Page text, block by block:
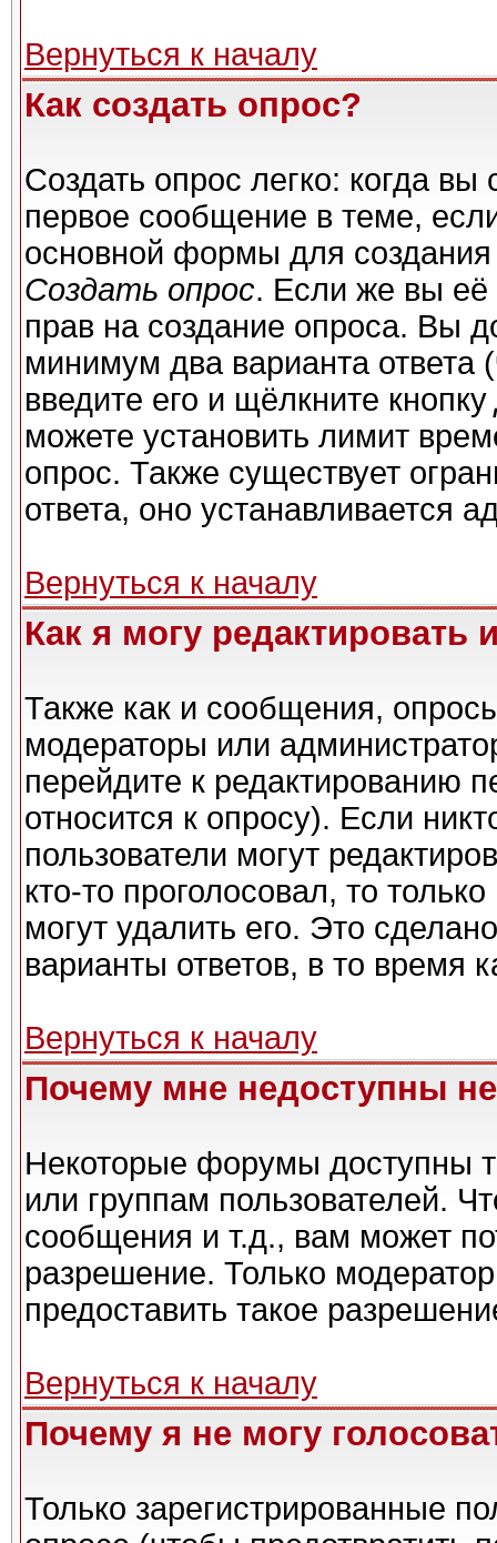
Вернуться к началу
Как создать опрос?
Создать опрос легко: когда вы
первое сообщение в теме,
основной формы для
Создать опрос. Если же вы её
прав на создание опроса. Вы
минимум два варианта ответа
введите его и щёлкните кнопку
можете установить лимит
опрос. Также существует
ответа, оно устанавливается
Вернуться к началу
Как я могу редактировать
Также как и сообщения,
модераторы или
перейдите к редактированию
относится к опросу). Если
пользователи могут
кто-то проголосовал, то
могут удалить его. Это
варианты ответов, в то время
Вернуться к началу
Почему мне недоступны
Некоторые форумы доступны
или группам пользователей.
сообщения и т.д., вам может
разрешение. Только
предоставить такое
Вернуться к началу
Почему я не могу
Только зарегистрированные